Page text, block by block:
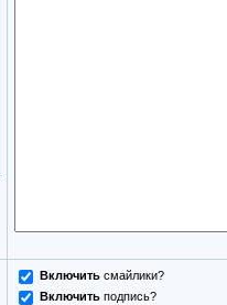
Включитьсмайлики?
Включитьподпись?